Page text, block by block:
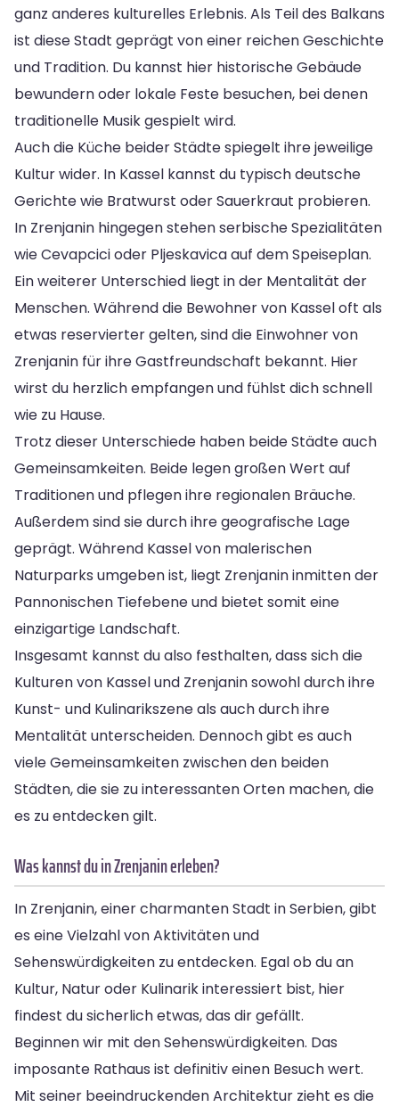
ganz anderes kulturelles Erlebnis. Als Teil des Balkans
ist diese Stadt geprägt von einer reichen Geschichte
und Tradition. Du kannst hier historische Gebäude
bewundern oder lokale Feste besuchen, bei denen
traditionelle Musik gespielt wird.
Auch die Küche beider Städte spiegelt ihre jeweilige
Kultur wider. In Kassel kannst du typisch deutsche
Gerichte wie Bratwurst oder Sauerkraut probieren.
In Zrenjanin hingegen stehen serbische Spezialitäten
wie Cevapcici oder Pljeskavica auf dem Speiseplan.
Ein weiterer Unterschied liegt in der Mentalität der
Menschen. Während die Bewohner von Kassel oft als
etwas reservierter gelten, sind die Einwohner von
Zrenjanin für ihre Gastfreundschaft bekannt. Hier
wirst du herzlich empfangen und fühlst dich schnell
wie zu Hause.
Trotz dieser Unterschiede haben beide Städte auch
Gemeinsamkeiten. Beide legen großen Wert auf
Traditionen und pflegen ihre regionalen Bräuche.
Außerdem sind sie durch ihre geografische Lage
geprägt. Während Kassel von malerischen
Naturparks umgeben ist, liegt Zrenjanin inmitten der
Pannonischen Tiefebene und bietet somit eine
einzigartige Landschaft.
Insgesamt kannst du also festhalten, dass sich die
Kulturen von Kassel und Zrenjanin sowohl durch ihre
Kunst- und Kulinarikszene als auch durch ihre
Mentalität unterscheiden. Dennoch gibt es auch
viele Gemeinsamkeiten zwischen den beiden
Städten, die sie zu interessanten Orten machen, die
es zu entdecken gilt.
Was kannst du in Zrenjanin erleben?
In Zrenjanin, einer charmanten Stadt in Serbien, gibt
es eine Vielzahl von Aktivitäten und
Sehenswürdigkeiten zu entdecken. Egal ob du an
Kultur, Natur oder Kulinarik interessiert bist, hier
findest du sicherlich etwas, das dir gefällt.
Beginnen wir mit den Sehenswürdigkeiten. Das
imposante Rathaus ist definitiv einen Besuch wert.
Mit seiner beeindruckenden Architektur zieht es die